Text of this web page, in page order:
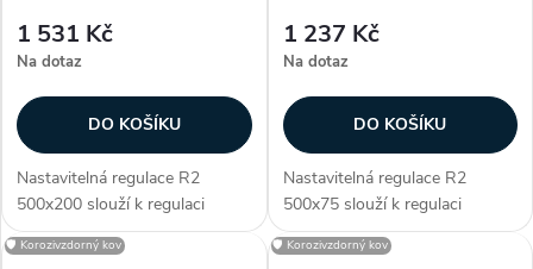
1 531 Kč
Na dotaz
DO KOŠÍKU
Nastavitelná regulace R2
500x200 slouží k regulaci
průtoku vzduchu. Regulace je
určena pro
1 237 Kč
Na dotaz
DO KOŠÍKU
Nastavitelná regulace R2
500x75 slouží k regulaci
průtoku vzduchu. Regulace je
určena pro
🛡️ Korozivzdorný kov 🛡️ Korozivzdorný kov